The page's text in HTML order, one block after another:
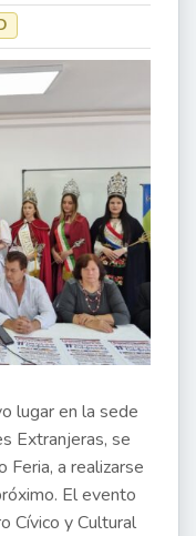
lugar en la sede
Extranjeras, se
a realizarse
El evento
Cívico y Cultural